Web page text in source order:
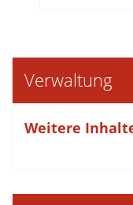
Verwaltung
Weitere